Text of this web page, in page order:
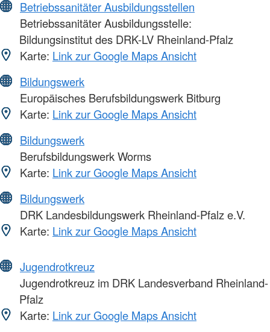
Betriebssanitäter Ausbildungsstellen
Betriebssanitäter Ausbildungsstelle:
Bildungsinstitut des DRK-LV Rheinland-Pfalz
Karte: Link zur Google Maps Ansicht
Bildungswerk
Europäisches Berufsbildungswerk Bitburg
Karte: Link zur Google Maps Ansicht
Bildungswerk
Berufsbildungswerk Worms
Karte: Link zur Google Maps Ansicht
Bildungswerk
DRK Landesbildungswerk Rheinland-Pfalz e.V.
Karte: Link zur Google Maps Ansicht
Jugendrotkreuz
Jugendrotkreuz im DRK Landesverband Rheinland-
Pfalz
Karte: Link zur Google Maps Ansicht